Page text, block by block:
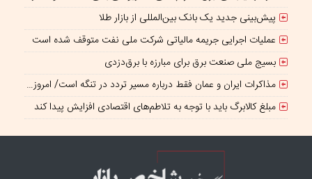
پیش‌بینی جدید یک بانک بین‌المللی از بازار طلا
عملیات اجرایی جریمه مالیاتی شرکت ملی نفت متوقف شده است
بسیج ملی صنعت برق برای مبارزه با برق‌دزدی
مذاکرات ایران و عمان فقط درباره مسیر تردد در تنگه است/ امروز جایگاه بازدارندگی تنگه هرمز از بمب اتم هم بالاتر است
مبلغ کالابرگ باید با توجه به تلاطم‌های اقتصادی افزایش پیدا کند